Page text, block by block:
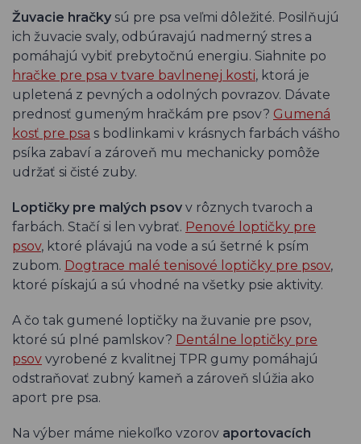
Žuvacie hračky sú pre psa veľmi dôležité. Posilňujú
ich žuvacie svaly, odbúravajú nadmerný stres a
pomáhajú vybiť prebytočnú energiu. Siahnite po
hračke pre psa v tvare bavlnenej kosti, ktorá je
upletená z pevných a odolných povrazov. Dávate
prednosť gumeným hračkám pre psov? Gumená
kosť pre psa s bodlinkami v krásnych farbách vášho
psíka zabaví a zároveň mu mechanicky pomôže
udržať si čisté zuby.
Loptičky pre malých psov v rôznych tvaroch a
farbách. Stačí si len vybrať. Penové loptičky pre
psov, ktoré plávajú na vode a sú šetrné k psím
zubom. Dogtrace malé tenisové loptičky pre psov,
ktoré pískajú a sú vhodné na všetky psie aktivity.
A čo tak gumené loptičky na žuvanie pre psov,
ktoré sú plné pamlskov? Dentálne loptičky pre
psov vyrobené z kvalitnej TPR gumy pomáhajú
odstraňovať zubný kameň a zároveň slúžia ako
aport pre psa.
Na výber máme niekoľko vzorov aportovacích